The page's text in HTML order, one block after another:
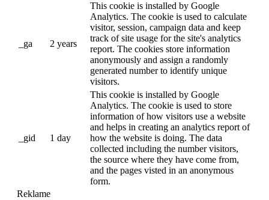
_ga 2 years
This cookie is installed by Google
Analytics. The cookie is used to calculate
visitor, session, campaign data and keep
track of site usage for the site's analytics
report. The cookies store information
anonymously and assign a randomly
generated number to identify unique
visitors.
_gid 1 day
This cookie is installed by Google
Analytics. The cookie is used to store
information of how visitors use a website
and helps in creating an analytics report of
how the website is doing. The data
collected including the number visitors,
the source where they have come from,
and the pages visted in an anonymous
form.
Reklame